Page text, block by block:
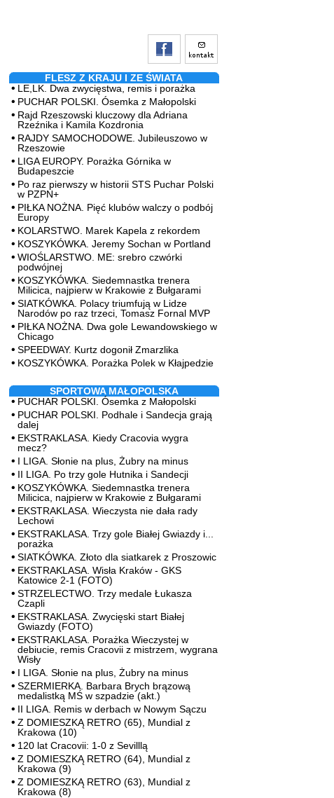
FLESZ Z KRAJU I ZE ŚWIATA
LE,LK. Dwa zwycięstwa, remis i porażka
PUCHAR POLSKI. Ósemka z Małopolski
Rajd Rzeszowski kluczowy dla Adriana
Rzeźnika i Kamila Kozdronia
RAJDY SAMOCHODOWE. Jubileuszowo w
Rzeszowie
LIGA EUROPY. Porażka Górnika w
Budapeszcie
Po raz pierwszy w historii STS Puchar Polski
w PZPN+
PIŁKA NOŻNA. Pięć klubów walczy o podbój
Europy
KOLARSTWO. Marek Kapela z rekordem
KOSZYKÓWKA. Jeremy Sochan w Portland
WIOŚLARSTWO. ME: srebro czwórki
podwójnej
KOSZYKÓWKA. Siedemnastka trenera
Milicica, najpierw w Krakowie z Bułgarami
SIATKÓWKA. Polacy triumfują w Lidze
Narodów po raz trzeci, Tomasz Fornal MVP
PIŁKA NOŻNA. Dwa gole Lewandowskiego w
Chicago
SPEEDWAY. Kurtz dogonił Zmarzlika
KOSZYKÓWKA. Porażka Polek w Kłajpedzie
SPORTOWA MAŁOPOLSKA
PUCHAR POLSKI. Ósemka z Małopolski
PUCHAR POLSKI. Podhale i Sandecja grają
dalej
EKSTRAKLASA. Kiedy Cracovia wygra
mecz?
I LIGA. Słonie na plus, Żubry na minus
II LIGA. Po trzy gole Hutnika i Sandecji
KOSZYKÓWKA. Siedemnastka trenera
Milicica, najpierw w Krakowie z Bułgarami
EKSTRAKLASA. Wieczysta nie dała rady
Lechowi
EKSTRAKLASA. Trzy gole Białej Gwiazdy i...
porażka
SIATKÓWKA. Złoto dla siatkarek z Proszowic
EKSTRAKLASA. Wisła Kraków - GKS
Katowice 2-1 (FOTO)
STRZELECTWO. Trzy medale Łukasza
Czapli
EKSTRAKLASA. Zwycięski start Białej
Gwiazdy (FOTO)
EKSTRAKLASA. Porażka Wieczystej w
debiucie, remis Cracovii z mistrzem, wygrana
Wisły
I LIGA. Słonie na plus, Żubry na minus
SZERMIERKA. Barbara Brych brązową
medalistką MŚ w szpadzie (akt.)
II LIGA. Remis w derbach w Nowym Sączu
Z DOMIESZKĄ RETRO (65), Mundial z
Krakowa (10)
120 lat Cracovii: 1-0 z Sevilllą
Z DOMIESZKĄ RETRO (64), Mundial z
Krakowa (9)
Z DOMIESZKĄ RETRO (63), Mundial z
Krakowa (8)